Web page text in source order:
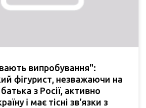
випробування":
фігурист, незважаючи на
з Росії, активно
і має тісні зв'язки з